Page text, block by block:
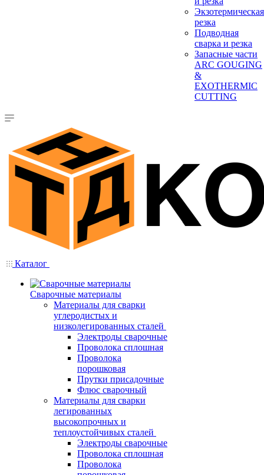
Экзотермическая
резка
Подводная
сварка и резка
Запасные части
ARC GOUGING
&
EXOTHERMIC
CUTTING
Каталог
Сварочные материалы
Материалы для сварки
углеродистых и
низколегированных сталей
Электроды сварочные
Проволока сплошная
Проволока
порошковая
Прутки присадочные
Флюс сварочный
Материалы для сварки
легированных
высокопрочных и
теплоустойчивых сталей
Электроды сварочные
Проволока сплошная
Проволока